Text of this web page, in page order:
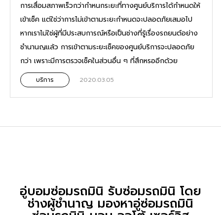
การเสื่อมสภาพเร็วกว่ากำหนกระยะที่ทางศูนย์บริการได้กำหนดให้
เข้าเช็ค แต่ใช่ว่าการไม่เข้าตามระยะกำหนดจะปลอดภัยเสมอไป
หากเราไม่ใช่ผู้ที่มีประสบการณ์หรือเป็นช่างที่รู้เรื่องรถยนต์อย่าง
ชำนานญแล้ว การเข้าตามระยะเช็คของศูนย์บริการจะปลอดภัย
กว่า เพราะมีการตรวจเช็คในส่วนอื่น ๆ ที่สึกหรออีกด้วย
บริการ 2020.03.05
อู่บอมซ่อมรถมินิ รับซ่อมรถมินิ โดย
ช่างผู้ชำนาญ มองหาอู่ซ่อมรถมินิ